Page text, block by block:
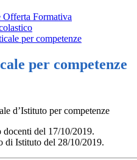
Offerta Formativa
per competenze
per competenze
d’Istituto per competenze
del 17/10/2019.
di Istituto del 28/10/2019.